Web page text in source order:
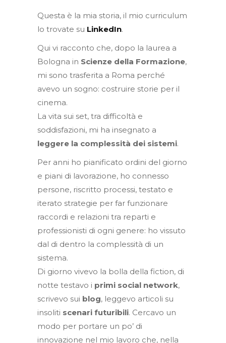
Questa è la mia storia, il mio curriculum
lo trovate su LinkedIn.
Qui vi racconto che, dopo la laurea a
Bologna in Scienze della Formazione,
mi sono trasferita a Roma perché
avevo un sogno: costruire storie per il
cinema.
La vita sui set, tra difficoltà e
soddisfazioni, mi ha insegnato a
leggere la complessità dei sistemi.
Per anni ho pianificato ordini del giorno
e piani di lavorazione, ho connesso
persone, riscritto processi, testato e
iterato strategie per far funzionare
raccordi e relazioni tra reparti e
professionisti di ogni genere: ho vissuto
dal di dentro la complessità di un
sistema.
Di giorno vivevo la bolla della fiction, di
notte testavo i primi social network,
scrivevo sui blog, leggevo articoli su
insoliti scenari futuribili. Cercavo un
modo per portare un po’ di
innovazione nel mio lavoro che, nella